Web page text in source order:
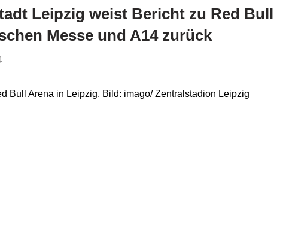
Leipzig weist Bericht zu Red Bull
Messe und A14 zurück